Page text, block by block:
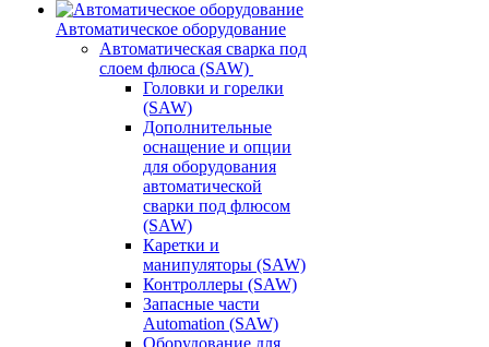
Автоматическое оборудование
Автоматическая сварка под
слоем флюса (SAW)
Головки и горелки
(SAW)
Дополнительные
оснащение и опции
для оборудования
автоматической
сварки под флюсом
(SAW)
Каретки и
манипуляторы (SAW)
Контроллеры (SAW)
Запасные части
Automation (SAW)
Оборудование для